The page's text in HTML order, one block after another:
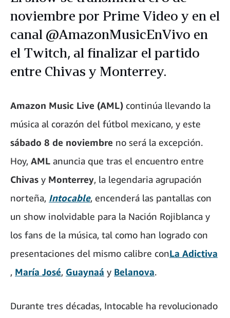
noviembre por Prime Video y en el
canal @AmazonMusicEnVivo en
el Twitch, al finalizar el partido
entre Chivas y Monterrey.
Amazon Music Live (AML) continúa llevando la
música al corazón del fútbol mexicano, y este
sábado 8 de noviembre no será la excepción.
Hoy, AML anuncia que tras el encuentro entre
Chivas y Monterrey, la legendaria agrupación
norteña, Intocable, encenderá las pantallas con
un show inolvidable para la Nación Rojiblanca y
los fans de la música, tal como han logrado con
presentaciones del mismo calibre conLa Adictiva
, María José, Guaynaá y Belanova.
Durante tres décadas, Intocable ha revolucionado